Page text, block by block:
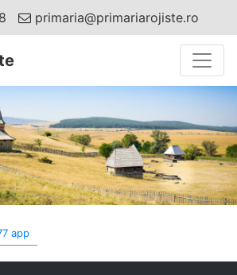
primaria@primariarojiste.ro
app